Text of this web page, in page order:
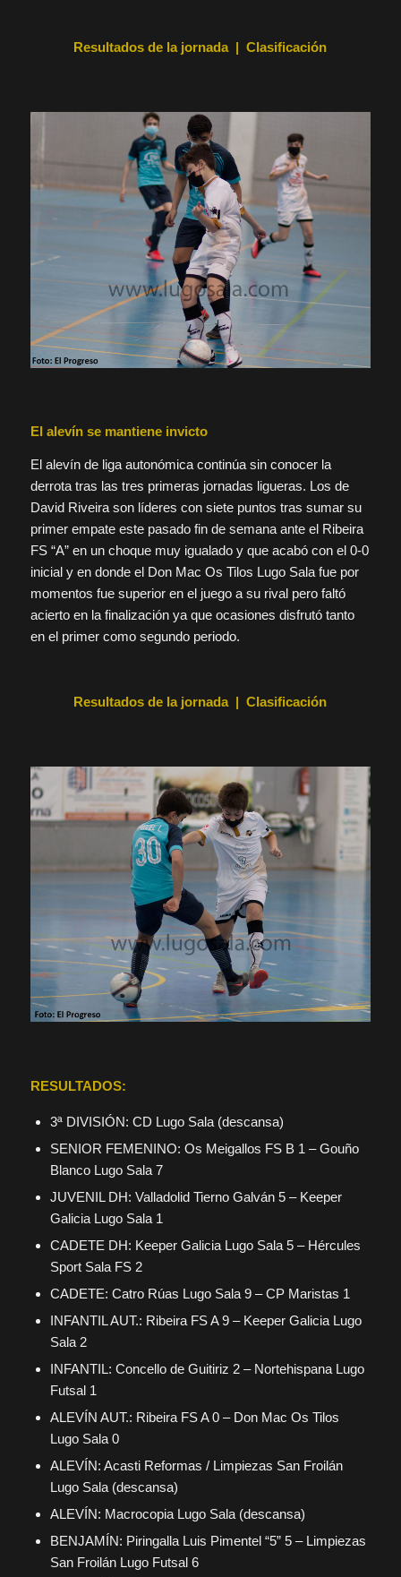
Resultados de la jornada | Clasificación
El alevín se mantiene invicto
El alevín de liga autonómica continúa sin conocer la
derrota tras las tres primeras jornadas ligueras. Los de
David Riveira son líderes con siete puntos tras sumar su
primer empate este pasado fin de semana ante el Ribeira
FS “A” en un choque muy igualado y que acabó con el 0-0
inicial y en donde el Don Mac Os Tilos Lugo Sala fue por
momentos fue superior en el juego a su rival pero faltó
acierto en la finalización ya que ocasiones disfrutó tanto
en el primer como segundo periodo.
Resultados de la jornada | Clasificación
RESULTADOS:
3ª DIVISIÓN: CD Lugo Sala (descansa)
SENIOR FEMENINO: Os Meigallos FS B 1 – Gouño
Blanco Lugo Sala 7
JUVENIL DH: Valladolid Tierno Galván 5 – Keeper
Galicia Lugo Sala 1
CADETE DH: Keeper Galicia Lugo Sala 5 – Hércules
Sport Sala FS 2
CADETE: Catro Rúas Lugo Sala 9 – CP Maristas 1
INFANTIL AUT.: Ribeira FS A 9 – Keeper Galicia Lugo
Sala 2
INFANTIL: Concello de Guitiriz 2 – Nortehispana Lugo
Futsal 1
ALEVÍN AUT.: Ribeira FS A 0 – Don Mac Os Tilos
Lugo Sala 0
ALEVÍN: Acasti Reformas / Limpiezas San Froilán
Lugo Sala (descansa)
ALEVÍN: Macrocopia Lugo Sala (descansa)
BENJAMÍN: Piringalla Luis Pimentel “5” 5 – Limpiezas
San Froilán Lugo Futsal 6